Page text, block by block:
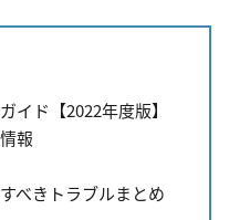
イド【2022年度版】
報
べきトラブルまとめ